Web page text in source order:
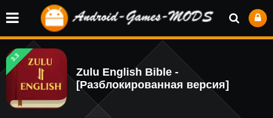
3.3
Zulu English Bible -
[Разблокированная версия]